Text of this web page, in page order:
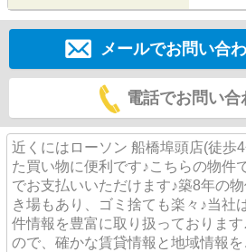
メールでお問い合
電話でお問い合
近くにはローソン 船橋埠頭店(徒歩
た買い物に便利です♪こちらの物件
でお支払いいただけます♪築8年の
き場もあり、ゴミ捨ても楽々♪当社
件情報を豊富に取り扱っておりま
ので、確かな賃貸情報と地域情報